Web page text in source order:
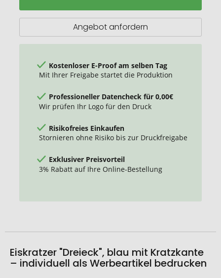
Angebot anfordern
Kostenloser E-Proof am selben Tag
Mit Ihrer Freigabe startet die Produktion
Professioneller Datencheck für 0,00€
Wir prüfen Ihr Logo für den Druck
Risikofreies Einkaufen
Stornieren ohne Risiko bis zur Druckfreigabe
Exklusiver Preisvorteil
3% Rabatt auf Ihre Online-Bestellung
Eiskratzer "Dreieck", blau mit Kratzkante
– individuell als Werbeartikel bedrucken